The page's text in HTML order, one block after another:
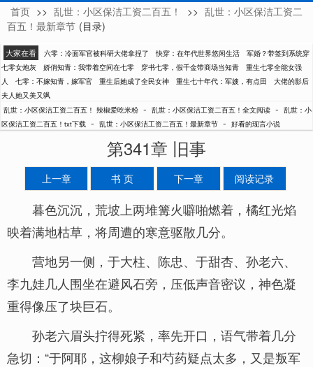
辣椒爱吃米粉
首页 >> 乱世：小区保洁工资二百五！ >> 乱世：小区保洁工资二
百五！最新章节 (目录)
大家在看 六零：冷面军官被科研大佬拿捏了 快穿：在年代世界悠闲生活
军婚？带签到系统穿
七零女炮灰
娇俏知青：我带着空间在七零 穿书七零，假千金带商场当知青
重生七零全能女强
人
七零：不嫁知青，嫁军官 重生后她成了全民女神 重生七十年代：军嫂，有点田
大佬的影后
夫人她又美又飒
乱世：小区保洁工资二百五！ 辣椒爱吃米粉 - 乱世：小区保洁工资二百五！全文阅读 - 乱世：小
区保洁工资二百五！txt下载 - 乱世：小区保洁工资二百五！最新章节 - 好看的现言小说
第341章 旧事
上一章 书 页 下一章 阅读记录
暮色沉沉，荒坡上两堆篝火噼啪燃着，橘红光焰
映着满地枯草，将周遭的寒意驱散几分。
营地另一侧，于大柱、陈忠、于甜杏、孙老六、
李九娃几人围坐在避风石旁，压低声音密议，神色凝
重得像压了块巨石。
孙老六眉头拧得死紧，率先开口，语气带着几分
急切：“于阿耶，这柳娘子和芍药疑点太多，又是叛军